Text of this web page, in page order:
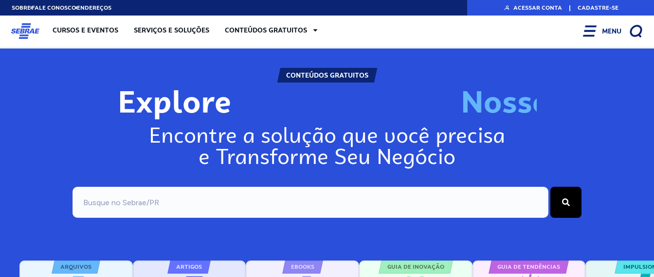
SOBREFALE CONOSCOENDEREÇOS ACESSAR CONTA | CADASTRE-SE
CURSOS E EVENTOS SERVIÇOS E SOLUÇÕES CONTEÚDOS GRATUITOS MENU
CONTEÚDOS GRATUITOS
Explore No
Encontre a solução que você precisa
e Transforme Seu Negócio
ARQUIVOS ARTIGOS EBOOKS GUIA DE INOVAÇÃO GUIA DE TENDÊNCIAS